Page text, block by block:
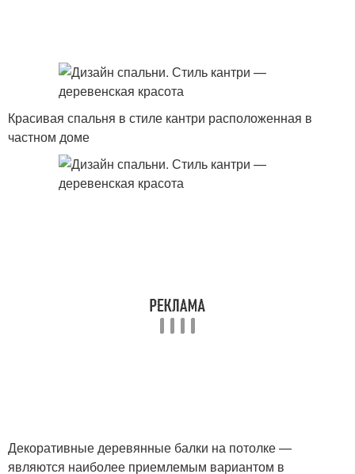
Красивая спальня в стиле кантри расположенная в
частном доме
Декоративные деревянные балки на потолке —
являются наиболее приемлемым вариантом в